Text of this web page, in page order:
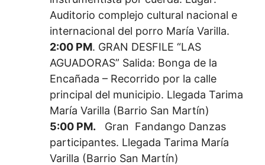
Auditorio complejo cultural nacional e
internacional del porro María Varilla.
2:00 PM. GRAN DESFILE “LAS
AGUADORAS” Salida: Bonga de la
Encañada – Recorrido por la calle
principal del municipio. Llegada Tarima
María Varilla (Barrio San Martín)
5:00 PM. Gran Fandango Danzas
participantes. Llegada Tarima María
Varilla (Barrio San Martín)